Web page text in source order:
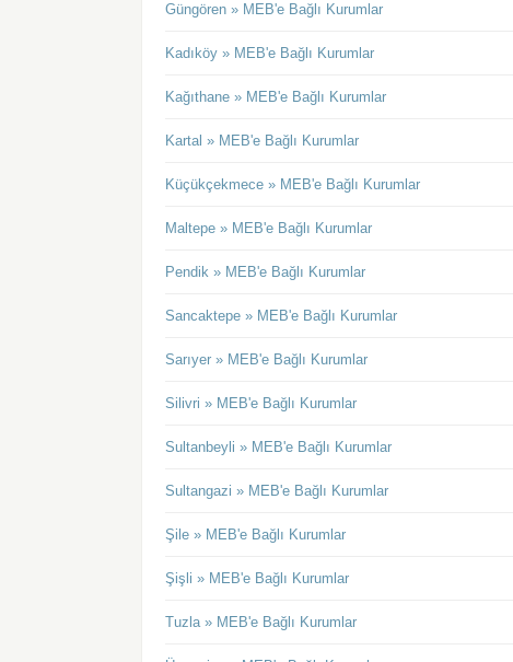
Güngören » MEB'e Bağlı Kurumlar
Kadıköy » MEB'e Bağlı Kurumlar
Kağıthane » MEB'e Bağlı Kurumlar
Kartal » MEB'e Bağlı Kurumlar
Küçükçekmece » MEB'e Bağlı Kurumlar
Maltepe » MEB'e Bağlı Kurumlar
Pendik » MEB'e Bağlı Kurumlar
Sancaktepe » MEB'e Bağlı Kurumlar
Sarıyer » MEB'e Bağlı Kurumlar
Silivri » MEB'e Bağlı Kurumlar
Sultanbeyli » MEB'e Bağlı Kurumlar
Sultangazi » MEB'e Bağlı Kurumlar
Şile » MEB'e Bağlı Kurumlar
Şişli » MEB'e Bağlı Kurumlar
Tuzla » MEB'e Bağlı Kurumlar